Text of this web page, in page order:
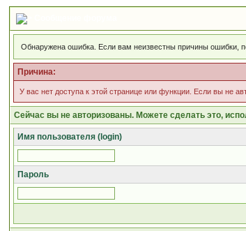
Обнаружена ошибка. Если вам неизвестны причины ошибки,
Причина:
У вас нет доступа к этой странице или функции. Если вы не
Сейчас вы не авторизованы. Можете сделать это,
Имя пользователя (login)
Пароль